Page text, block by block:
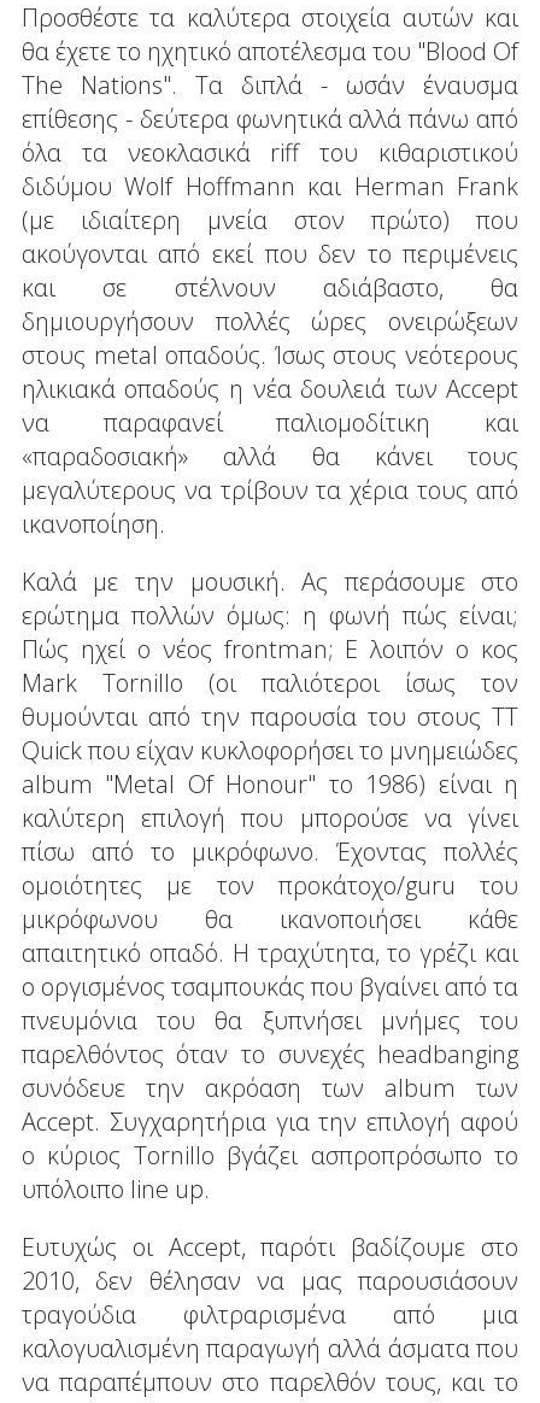
Προσθέστε τα καλύτερα στοιχεία αυτών και
θα έχετε το ηχητικό αποτέλεσμα του "Blood Of
The Nations". Τα διπλά - ωσάν έναυσμα
επίθεσης - δεύτερα φωνητικά αλλά πάνω από
όλα τα νεοκλασικά riff του κιθαριστικού
διδύμου Wolf Hoffmann και Herman Frank
(με ιδιαίτερη μνεία στον πρώτο) που
ακούγονται από εκεί που δεν το περιμένεις
και σε στέλνουν αδιάβαστο, θα
δημιουργήσουν πολλές ώρες ονειρώξεων
στους metal οπαδούς. Ίσως στους νεότερους
ηλικιακά οπαδούς η νέα δουλειά των Accept
να παραφανεί παλιομοδίτικη και
«παραδοσιακή» αλλά θα κάνει τους
μεγαλύτερους να τρίβουν τα χέρια τους από
ικανοποίηση.
Καλά με την μουσική. Ας περάσουμε στο
ερώτημα πολλών όμως: η φωνή πώς είναι;
Πώς ηχεί ο νέος frontman; Ε λοιπόν ο κος
Mark Tornillo (οι παλιότεροι ίσως τον
θυμούνται από την παρουσία του στους TT
Quick που είχαν κυκλοφορήσει το μνημειώδες
album "Metal Of Honour" το 1986) είναι η
καλύτερη επιλογή που μπορούσε να γίνει
πίσω από το μικρόφωνο. Έχοντας πολλές
ομοιότητες με τον προκάτοχο/guru του
μικρόφωνου θα ικανοποιήσει κάθε
απαιτητικό οπαδό. Η τραχύτητα, το γρέζι και
ο οργισμένος τσαμπουκάς που βγαίνει από τα
πνευμόνια του θα ξυπνήσει μνήμες του
παρελθόντος όταν το συνεχές headbanging
συνόδευε την ακρόαση των album των
Accept. Συγχαρητήρια για την επιλογή αφού
ο κύριος Tornillo βγάζει ασπροπρόσωπο το
υπόλοιπο line up.
Ευτυχώς οι Accept, παρότι βαδίζουμε στο
2010, δεν θέλησαν να μας παρουσιάσουν
τραγούδια φιλτραρισμένα από μια
καλογυαλισμένη παραγωγή αλλά άσματα που
να παραπέμπουν στο παρελθόν τους, και το